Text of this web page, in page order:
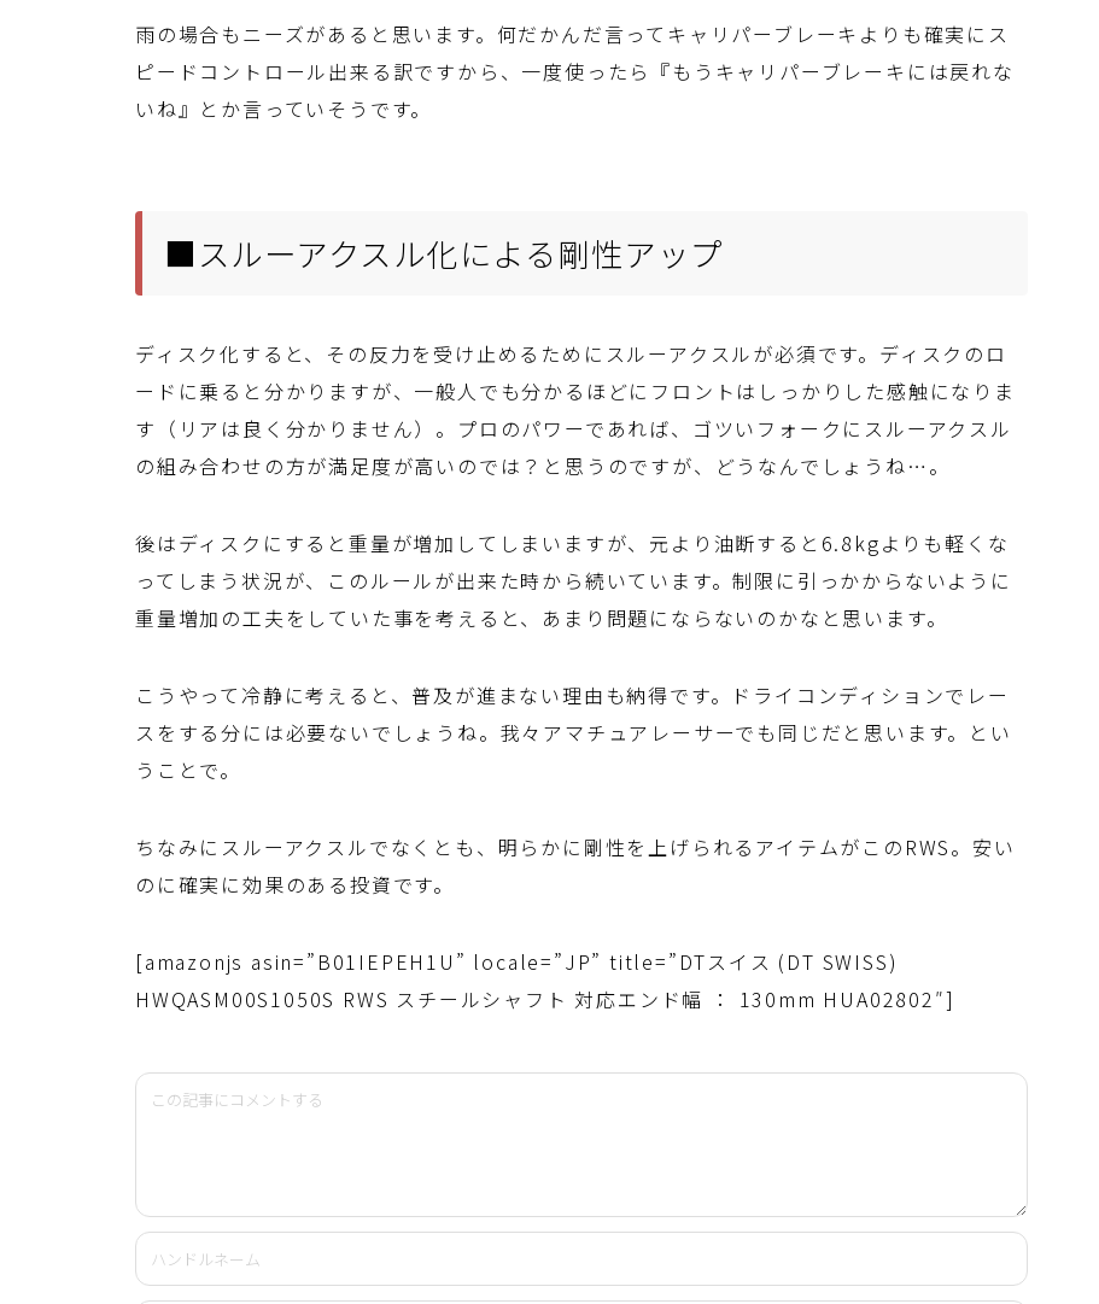
雨の場合もニーズがあると思います。何だかんだ言ってキャリパーブレーキよりも確実にス
ピードコントロール出来る訳ですから、一度使ったら『もうキャリパーブレーキには戻れな
いね』とか言っていそうです。
■スルーアクスル化による剛性アップ
ディスク化すると、その反力を受け止めるためにスルーアクスルが必須です。ディスクのロ
ードに乗ると分かりますが、一般人でも分かるほどにフロントはしっかりした感触になりま
す（リアは良く分かりません）。プロのパワーであれば、ゴツいフォークにスルーアクスル
の組み合わせの方が満足度が高いのでは？と思うのですが、どうなんでしょうね…。
後はディスクにすると重量が増加してしまいますが、元より油断すると6.8kgよりも軽くな
ってしまう状況が、このルールが出来た時から続いています。制限に引っかからないように
重量増加の工夫をしていた事を考えると、あまり問題にならないのかなと思います。
こうやって冷静に考えると、普及が進まない理由も納得です。ドライコンディションでレー
スをする分には必要ないでしょうね。我々アマチュアレーサーでも同じだと思います。とい
うことで。
ちなみにスルーアクスルでなくとも、明らかに剛性を上げられるアイテムがこのRWS。安い
のに確実に効果のある投資です。
[amazonjs asin=”B01IEPEH1U” locale=”JP” title=”DTスイス (DT SWISS)
HWQASM00S1050S RWS スチールシャフト 対応エンド幅 ： 130mm HUA02802″]